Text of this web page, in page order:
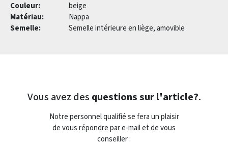
Couleur:
beige
Matériau:
Nappa
Semelle:
Semelle intérieure en liège, amovible
Vous avez des questions sur l'article?.
Notre personnel qualifié se fera un plaisir
de vous répondre par e-mail et de vous
conseiller :